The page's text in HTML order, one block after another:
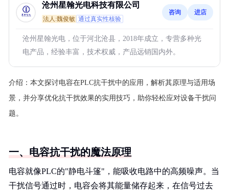
沧州星翰光电科技有限公司
法人:魏俊敏 通过真实性核验
咨询 进店
沧州星翰光电，位于河北沧县，2018年成立，专营多种光
电产品，经验丰富，技术权威，产品远销国内外。
介绍： 本文探讨电容在PLC抗干扰中的应用，解析其原理与适用场
景，并分享优化抗干扰效果的实用技巧，助你轻松应对设备干扰问
题。
一、电容抗干扰的魔法原理
电容就像PLC的"静电斗篷"，能吸收电路中的高频噪声。当
干扰信号通过时，电容会将其能量储存起来，在信号过去